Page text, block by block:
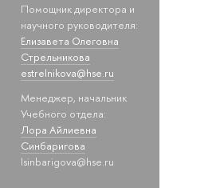
Помощник директора и
научного руководителя:
Елизавета Олеговна
Стрельникова
estrelnikova@hse.ru
Менеджер, начальник
Учебного отдела:
Лора Айлиевна
Синбаригова
lsinbarigova@hse.ru